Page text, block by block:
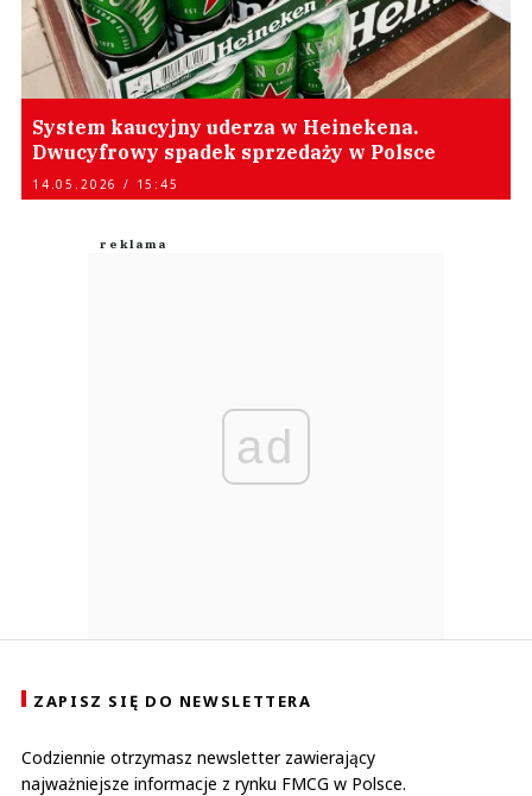
System kaucyjny uderza w Heinekena.
Dwucyfrowy spadek sprzedaży w Polsce
14.05.2026 / 15:45
ad
ZAPISZ SIĘ DO NEWSLETTERA
Codziennie otrzymasz newsletter zawierający
najważniejsze informacje z rynku FMCG w Polsce.